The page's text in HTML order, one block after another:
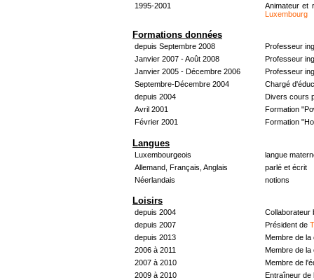
1995-2001
Animateur et
Luxembourg
Formations données
depuis Septembre 2008
Professeur
Janvier 2007 - Août 2008
Professeur
Janvier 2005 - Décembre 2006
Professeur
Septembre-Décembre 2004
Chargé
depuis 2004
Divers cours
Avril 2001
Formation
Février 2001
Formation
Langues
Luxembourgeois
langue
Allemand, Français, Anglais
parlé et écrit
Néerlandais
notions
Loisirs
depuis 2004
Collaborateur
depuis 2007
Président de
depuis 2013
Membre de
2006 à 2011
Membre de
2007 à 2010
Membre de
2009 à 2010
Entraîneur de